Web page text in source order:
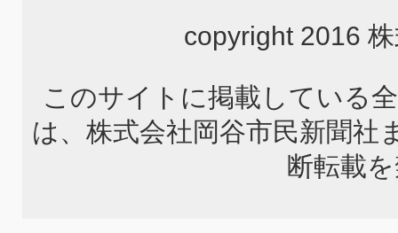
copyright 2016
このサイトに掲載している
は、株式会社岡谷市民新聞社
断転載